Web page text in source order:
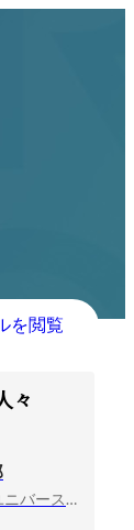
を閲覧
々
アクセルユニバース株式会社, 代表取締役